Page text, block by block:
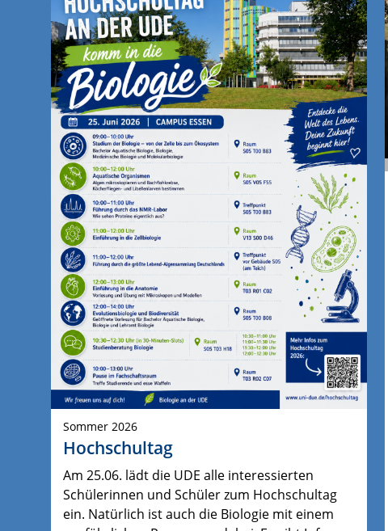
Sommer 2026
Hochschultag
Am 25.06. lädt die UDE alle interessierten
Schülerinnen und Schüler zum Hochschultag
ein. Natürlich ist auch die Biologie mit einem